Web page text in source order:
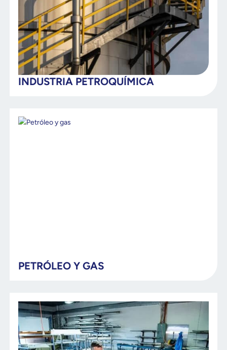
INDUSTRIA PETROQUÍMICA
PETRÓLEO Y GAS